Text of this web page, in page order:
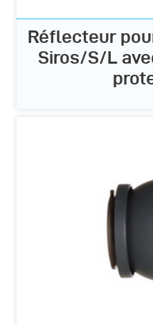
Réflecteur
Siros/S/L